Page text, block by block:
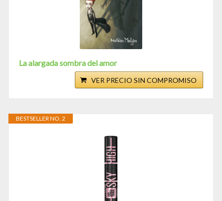
La alargada sombra del amor
VER PRECIO SIN COMPROMISO
BESTSELLER NO. 2